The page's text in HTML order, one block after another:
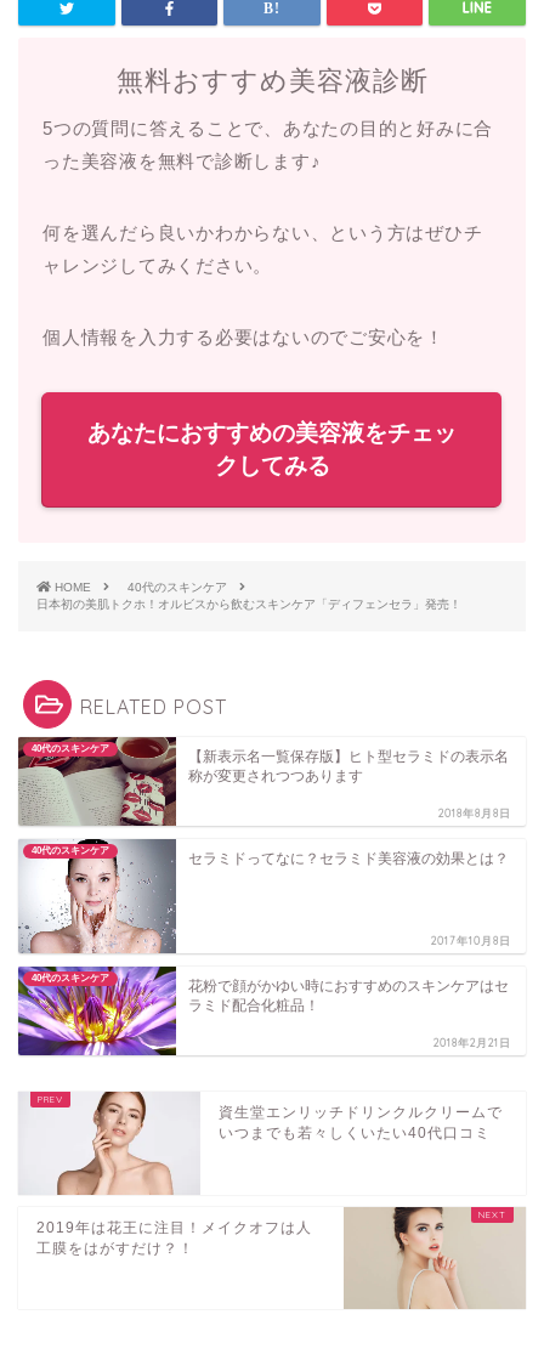
無料おすすめ美容液診断
5つの質問に答えることで、あなたの目的と好みに合
った美容液を無料で診断します♪
何を選んだら良いかわからない、という方はぜひチ
ャレンジしてみください。
個人情報を入力する必要はないのでご安心を！
あなたにおすすめの美容液をチェッ
クしてみる
HOME
40代のスキンケア
日本初の美肌トクホ！オルビスから飲むスキンケア「ディフェンセラ」発売！
RELATED POST
40代のスキンケア
【新表示名一覧保存版】ヒト型セラミドの表示名
称が変更されつつあります
2018年8月8日
40代のスキンケア セラミドってなに？セラミド美容液の効果とは？
2017年10月8日
40代のスキンケア
花粉で顔がかゆい時におすすめのスキンケアはセ
ラミド配合化粧品！
2018年2月21日
資生堂エンリッチドリンクルクリームで
いつまでも若々しくいたい40代口コミ
2019年は花王に注目！メイクオフは人
工膜をはがすだけ？！